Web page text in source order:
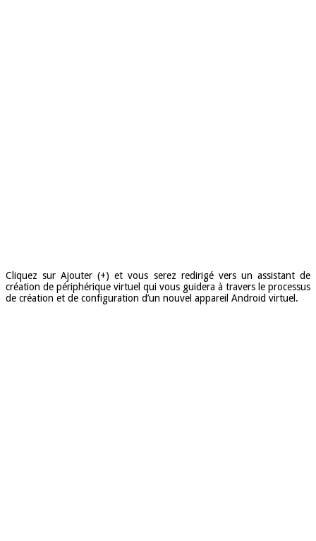
Cliquez sur Ajouter (+) et vous serez redirigé vers un assistant de
création de périphérique virtuel qui vous guidera à travers le processus
de création et de configuration d’un nouvel appareil Android virtuel.